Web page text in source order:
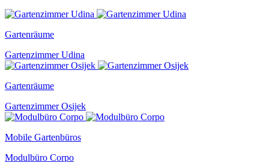
Gartenräume
Gartenzimmer Udina
Gartenräume
Gartenzimmer Osijek
Mobile Gartenbüros
Modulbüro Corpo